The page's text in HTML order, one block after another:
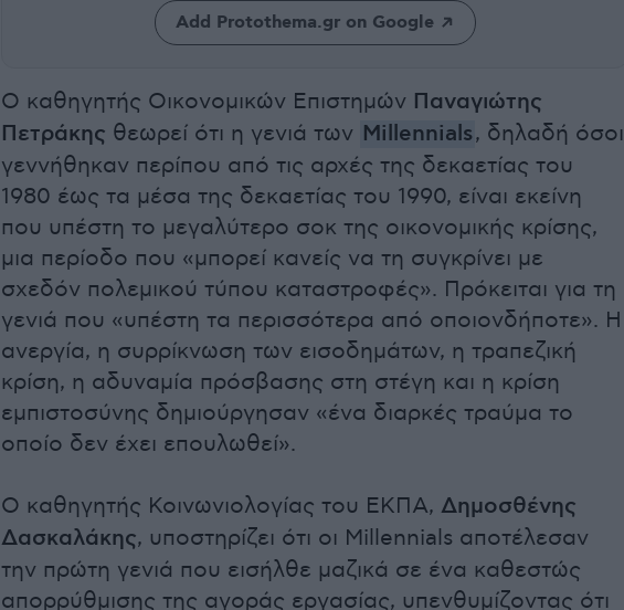
Add Protothema.gr on Google
Ο καθηγητής Οικονομικών Επιστημών Παναγιώτης
Πετράκης θεωρεί ότι η γενιά των Millennials, δηλαδή όσοι
γεννήθηκαν περίπου από τις αρχές της δεκαετίας του
1980 έως τα μέσα της δεκαετίας του 1990, είναι εκείνη
που υπέστη το μεγαλύτερο σοκ της οικονομικής κρίσης,
μια περίοδο που «μπορεί κανείς να τη συγκρίνει με
σχεδόν πολεμικού τύπου καταστροφές». Πρόκειται για τη
γενιά που «υπέστη τα περισσότερα από οποιονδήποτε». Η
ανεργία, η συρρίκνωση των εισοδημάτων, η τραπεζική
κρίση, η αδυναμία πρόσβασης στη στέγη και η κρίση
εμπιστοσύνης δημιούργησαν «ένα διαρκές τραύμα το
οποίο δεν έχει επουλωθεί».
Ο καθηγητής Κοινωνιολογίας του ΕΚΠΑ, Δημοσθένης
Δασκαλάκης, υποστηρίζει ότι οι Millennials αποτέλεσαν
την πρώτη γενιά που εισήλθε μαζικά σε ένα καθεστώς
απορρύθμισης της αγοράς εργασίας, υπενθυμίζοντας ότι